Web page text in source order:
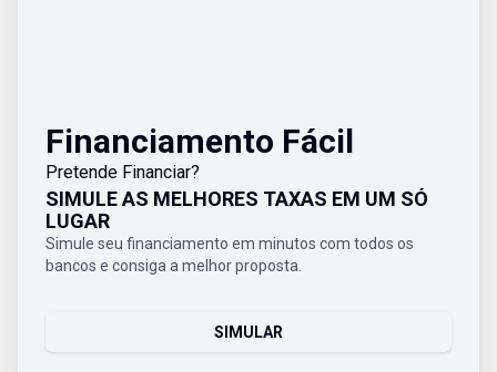
Financiamento Fácil
Pretende Financiar?
SIMULE AS MELHORES TAXAS EM UM SÓ
LUGAR
Simule seu financiamento em minutos com todos os
bancos e consiga a melhor proposta.
SIMULAR